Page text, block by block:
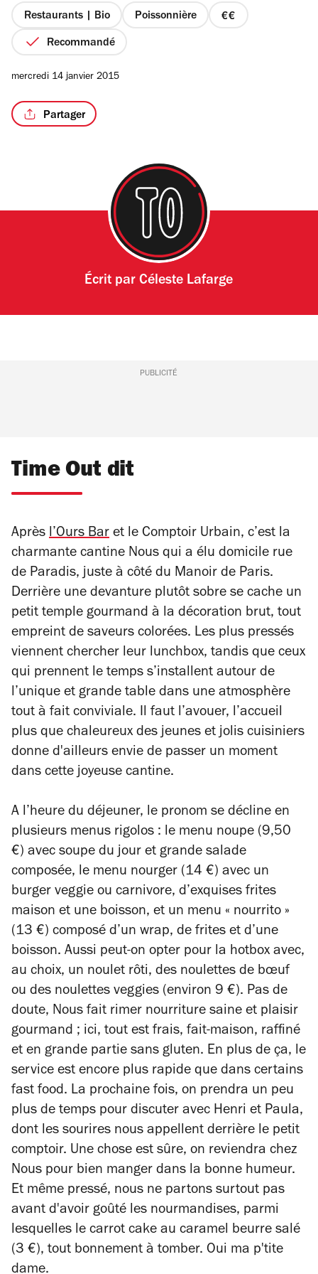
étoiles
Restaurants | Bio Poissonnière
prix
Recommandé
mercredi 14 janvier 2015
Partager
Écrit parCéleste Lafarge
PUBLICITÉ
Time Out dit
Après l’Ours Bar et le Comptoir Urbain, c’est la
charmante cantine Nous qui a élu domicile rue
de Paradis, juste à côté du Manoir de Paris.
Derrière une devanture plutôt sobre se cache un
petit temple gourmand à la décoration brut, tout
empreint de saveurs colorées. Les plus pressés
viennent chercher leur lunchbox, tandis que ceux
qui prennent le temps s’installent autour de
l’unique et grande table dans une atmosphère
tout à fait conviviale. Il faut l’avouer, l’accueil
plus que chaleureux des jeunes et jolis cuisiniers
donne d'ailleurs envie de passer un moment
dans cette joyeuse cantine.
A l’heure du déjeuner, le pronom se décline en
plusieurs menus rigolos : le menu noupe (9,50
€) avec soupe du jour et grande salade
composée, le menu nourger (14 €) avec un
burger veggie ou carnivore, d’exquises frites
maison et une boisson, et un menu « nourrito »
(13 €) composé d’un wrap, de frites et d’une
boisson. Aussi peut-on opter pour la hotbox avec,
au choix, un noulet rôti, des noulettes de bœuf
ou des noulettes veggies (environ 9 €). Pas de
doute, Nous fait rimer nourriture saine et plaisir
gourmand ; ici, tout est frais, fait-maison, raffiné
et en grande partie sans gluten. En plus de ça, le
service est encore plus rapide que dans certains
fast food. La prochaine fois, on prendra un peu
plus de temps pour discuter avec Henri et Paula,
dont les sourires nous appellent derrière le petit
comptoir. Une chose est sûre, on reviendra chez
Nous pour bien manger dans la bonne humeur.
Et même pressé, nous ne partons surtout pas
avant d'avoir goûté les nourmandises, parmi
lesquelles le carrot cake au caramel beurre salé
(3 €), tout bonnement à tomber. Oui ma p'tite
dame.